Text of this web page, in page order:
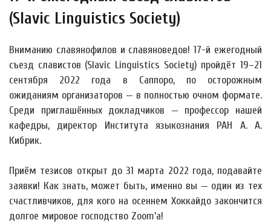
(Slavic Linguistics Society)
Вниманию славянофилов и славяноведов! 17-й ежегодный
съезд славистов (Slavic Linguistics Society) пройдёт 19–21
сентября 2022 года в Саппоро, по осторожным
ожиданиям организаторов — в полностью очном формате.
Среди приглашённых докладчиков — профессор нашей
кафедры, директор Института языкознания РАН А. А.
Кибрик.
Приём тезисов открыт до 31 марта 2022 года, подавайте
заявки! Как знать, может быть, именно вы — один из тех
счастливчиков, для кого на осеннем Хоккайдо закончится
долгое мировое господство Zoom’а!